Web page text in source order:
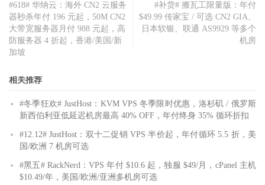
#618# 华纳云：海外 CN2 云服务
器秒杀年付 196 元起，50M CN2
大带宽服务器月付 988 元起，高
防服务器 4 折起，香港/美国/新
加坡
#补货# 搬瓦工限量版：年付
$49.99 传家宝 / 可选 CN2 GIA、
日本软银、联通 AS9929 等多个
机房
相关推荐
#冬季狂欢# JustHost：KVM VPS 冬季限时优惠，洛杉矶 / 俄罗斯
新西伯利亚低延迟机房最高 40% OFF，年付终身 35% 循环折扣
#12.12# JustHost：双十二促销 VPS 半价起，年付循环 5.5 折，美
国/欧洲 7 机房可选
#黑五# RackNerd：VPS 年付 $10.6 起，独服 $49/月，cPanel 主机
$10.49/年，美国/欧洲/亚洲多机房可选